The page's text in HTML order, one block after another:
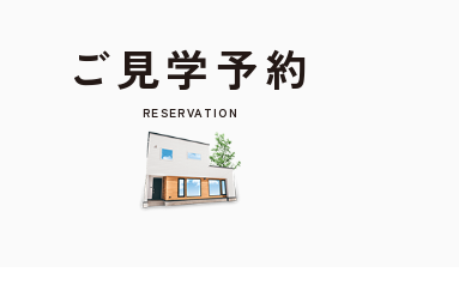
ご見学予約
RESERVATION